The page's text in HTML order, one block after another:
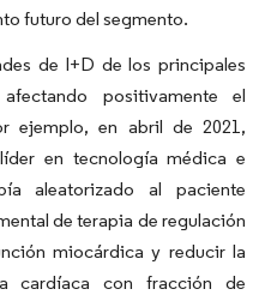
futuro del segmento.
de I+D de los principales
positivamente el
ejemplo, en abril de 2021,
en tecnología médica e
aleatorizado al paciente
de terapia de regulación
miocárdica y reducir la
cardíaca con fracción de